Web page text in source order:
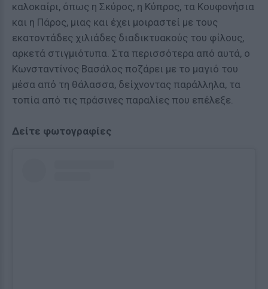
καλοκαίρι, όπως η Σκύρος, η Κύπρος, τα Κουφονήσια
και η Πάρος, μιας και έχει μοιραστεί με τους
εκατοντάδες χιλιάδες διαδικτυακούς του φίλους,
αρκετά στιγμιότυπα. Στα περισσότερα από αυτά, ο
Κωνσταντίνος Βασάλος ποζάρει με το μαγιό του
μέσα από τη θάλασσα, δείχνοντας παράλληλα, τα
τοπία από τις πράσινες παραλίες που επέλεξε.
Δείτε φωτογραφίες